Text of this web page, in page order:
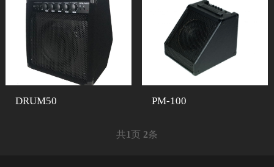
DRUM50 PM-100
共1页 2条